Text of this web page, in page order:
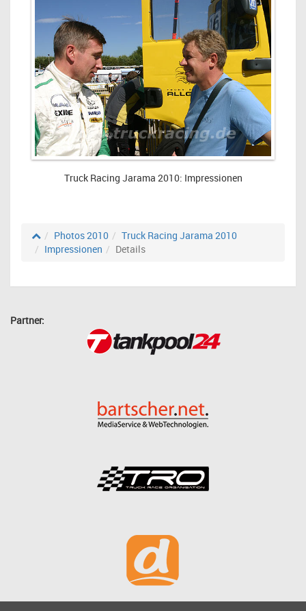
Truck Racing Jarama 2010: Impressionen
Photos 2010
Truck Racing Jarama 2010
Impressionen
Details
Partner: